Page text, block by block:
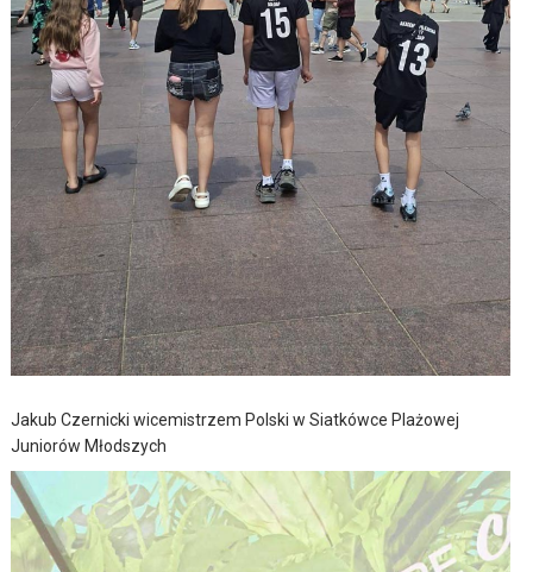
Jakub Czernicki wicemistrzem Polski w Siatkówce Plażowej
Juniorów Młodszych